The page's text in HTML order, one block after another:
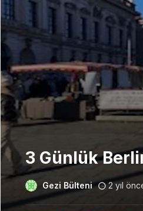
3 Günlük
Gezi Bülteni 2 yıl